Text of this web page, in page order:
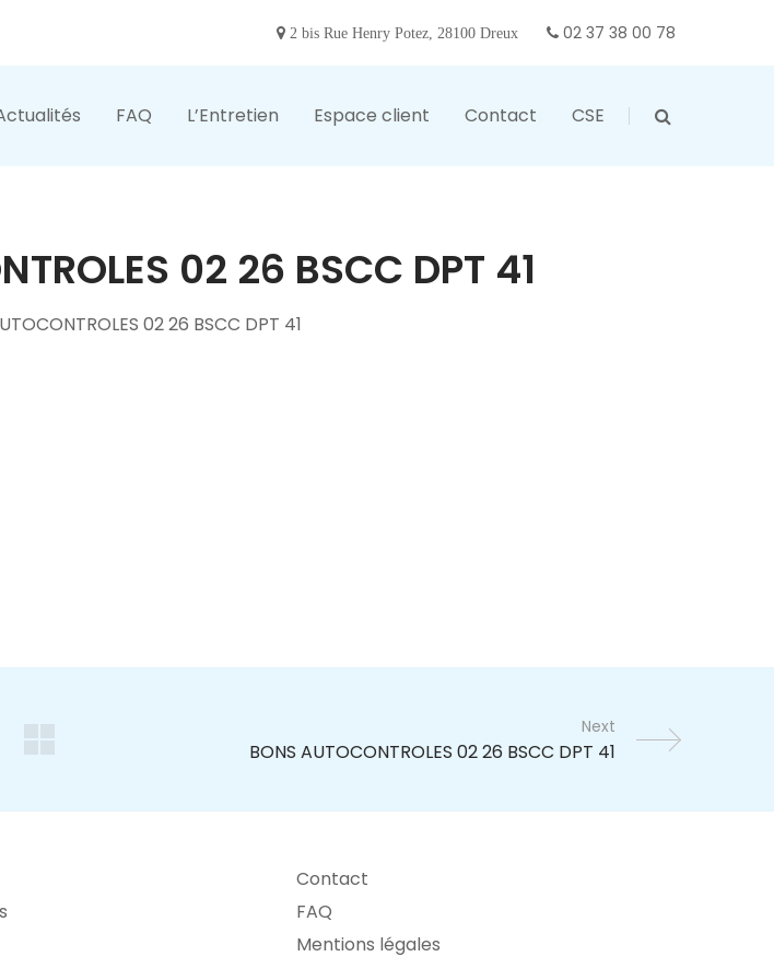
2 bis Rue Henry Potez, 28100 Dreux 02 37 38 00 78
FAQ L’Entretien Espace client Contact CSE
02 26 BSCC DPT 41
02 26 BSCC DPT 41
Next
Contact
FAQ
Mentions légales